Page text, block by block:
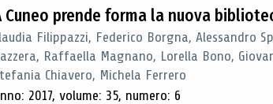
Cuneo prende forma la nuova
Filippazzi, Federico Borgna, Alessandro
Raffaella Magnano, Lorella Bono,
Chiavero, Michela Ferrero
2017, volume: 35, numero: 6